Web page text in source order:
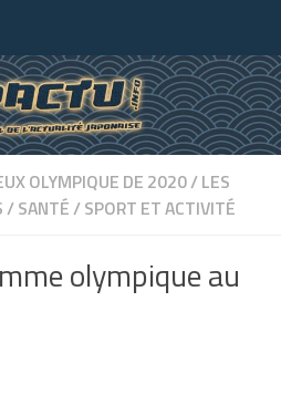
OLYMPIQUE DE 2020/LES
/SANTÉ/SPORT ET ACTIVITÉ
olympique au